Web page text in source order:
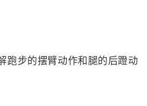
跑步的摆臂动作和腿的后蹬动